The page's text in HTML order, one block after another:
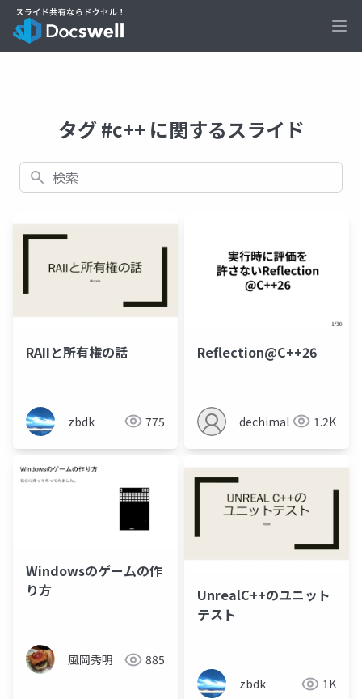
タグ #c++ に関するスライド
検索
RAIIと所有権の話
zbdk 775
Reflection@C++26
dechimal 1.2K
Windowsのゲームの作
り方
風岡秀明 885
UnrealC++のユニット
テスト
zbdk 1K